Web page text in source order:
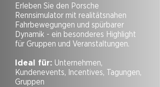
Erleben Sie den Porsche
Rennsimulator mit realitätsnahen
Fahrbewegungen und spürbarer
Dynamik - ein besonderes Highlight
für Gruppen und Veranstaltungen.
Ideal für: Unternehmen,
Kundenevents, Incentives, Tagungen,
Gruppen